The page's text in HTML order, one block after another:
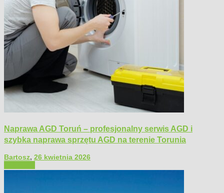
Naprawa AGD Toruń – profesjonalny serwis AGD i
szybka naprawa sprzętu AGD na terenie Torunia
Bartosz, 26 kwietnia 2026